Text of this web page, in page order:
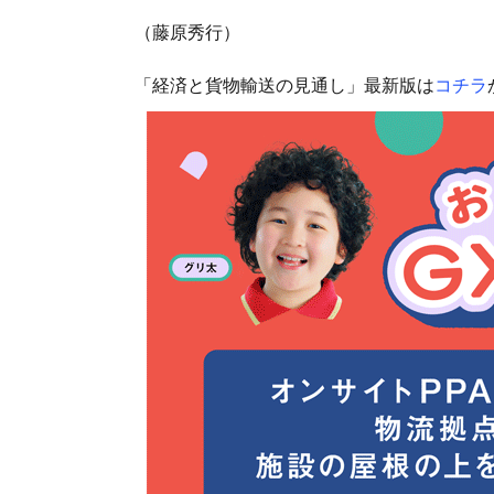
（藤原秀行）
「経済と貨物輸送の見通し」最新版はコチラ